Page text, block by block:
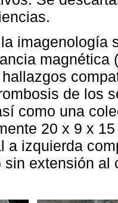
imagenología
magnética
de los
como una
20 x 9 x
a izquierda
sin extensión